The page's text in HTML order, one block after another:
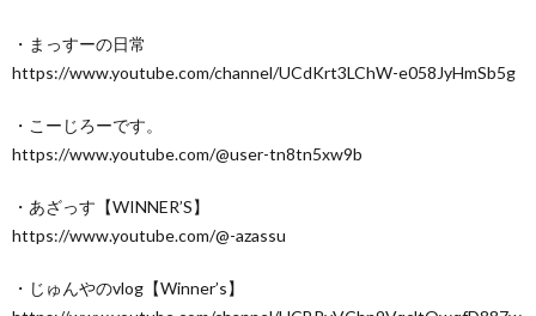
・まっすーの日常
https://www.youtube.com/channel/UCdKrt3LChW-e058JyHmSb5g
・こーじろーです。
https://www.youtube.com/@user-tn8tn5xw9b
・あざっす【WINNER’S】
https://www.youtube.com/@-azassu
・じゅんやのvlog【Winner’s】